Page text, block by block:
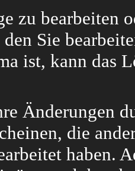
zu bearbeiten
Sie
ist, kann das
Änderungen
die
haben.